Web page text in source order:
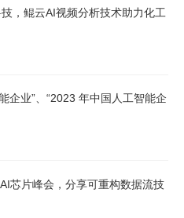
，鲲云AI视频分析技术助力化工
企业”、“2023 年中国人工智能企
芯片峰会，分享可重构数据流技